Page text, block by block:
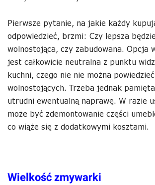
Pierwsze pytanie, na jakie każdy
odpowiedzieć, brzmi: Czy lepsza
wolnostojąca, czy zabudowana. Opcja
jest całkowicie neutralna z punktu
kuchni, czego nie nie można
wolnostojących. Trzeba jednak
utrudni ewentualną naprawę. W razie
może być zdemontowanie części
co wiąże się z dodatkowymi kosztami.
Wielkość zmywarki